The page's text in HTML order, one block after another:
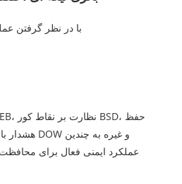
با در نظر گرفتن
عملکرد ایمنی فعال برای